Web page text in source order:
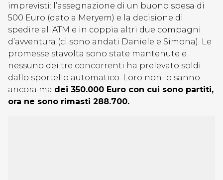
imprevisti: l’assegnazione di un buono spesa di
500 Euro (dato a Meryem) e la decisione di
spedire all’ATM e in coppia altri due compagni
d’avventura (ci sono andati Daniele e Simona). Le
promesse stavolta sono state mantenute e
nessuno dei tre concorrenti ha prelevato soldi
dallo sportello automatico. Loro non lo sanno
ancora ma dei 350.000 Euro con cui sono partiti,
ora ne sono rimasti 288.700.